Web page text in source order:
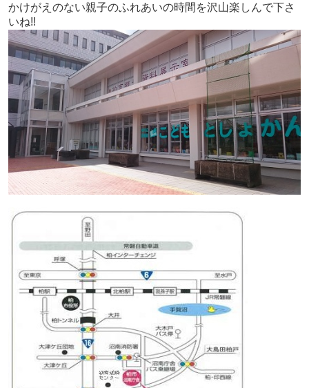
かけがえのない親子のふれあいの時間を沢山楽しんで下さ
いね!!